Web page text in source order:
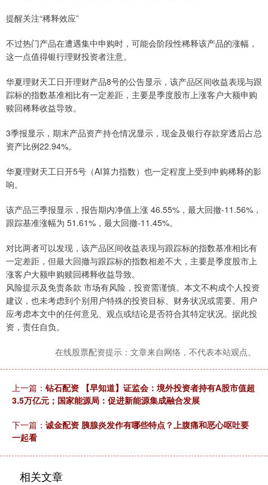
提醒关注“稀释效应”
不过热门产品在遭遇集中申购时，可能会阶段性稀释该产品的涨幅，
这一点值得银行理财投资者注意。
华夏理财天工日开理财产品8号的公告显示，该产品区间收益表现与跟
踪标的指数基准相比有一定差距，主要是季度股市上涨客户大额申购
赎回稀释收益导致。
3季报显示，期末产品资产持仓情况显示，现金及银行存款穿透后占总
资产比例22.94%。
华夏理财天工日开5号（AI算力指数）也一定程度上受到申购稀释的影
响。
该产品三季报显示，报告期内净值上涨 46.55%，最大回撤-11.56%，
跟踪基准涨幅为 51.61%，最大回撤-11.45%。
对比两者可以发现，该产品区间收益表现与跟踪标的指数基准相比有
一定差距，但最大回撤与跟踪标的指数相差不大，主要是季度股市上
涨客户大额申购赎回稀释收益导致。
风险提示及免责条款 市场有风险，投资需谨慎。本文不构成个人投资
建议，也未考虑到个别用户特殊的投资目标、财务状况或需要。用户
应考虑本文中的任何意见、观点或结论是否符合其特定状况。据此投
资，责任自负。
在线股票配资提示：文章来自网络，不代表本站观点。
上一篇： 钻石配资 【早知道】证监会：境外投资者持有A股市值超
3.5万亿元；国家能源局：促进新能源集成融合发展
下一篇： 诚金配资 胰腺炎发作有哪些特点？上腹痛和恶心呕吐要
一起看
相关文章